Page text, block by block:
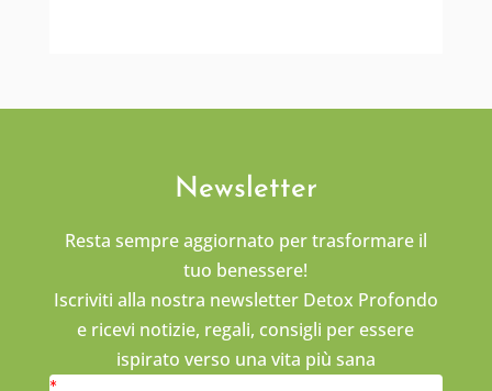
Newsletter
Resta sempre aggiornato per trasformare il
tuo benessere!
Iscriviti alla nostra newsletter Detox Profondo
e ricevi notizie, regali, consigli per essere
ispirato verso una vita più sana